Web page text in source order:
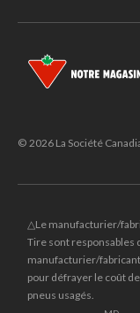
© 2026 La Société
△Le manufacturier/
Tire sont responsables
manufacturier/
pour défrayer le coût
pneus usagés.